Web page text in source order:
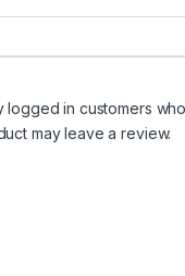
logged in customers
may leave a review.